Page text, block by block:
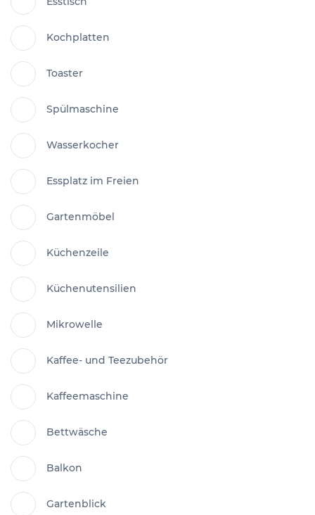
Kochplatten
Toaster
Spülmaschine
Wasserkocher
Essplatz im Freien
Gartenmöbel
Küchenzeile
Küchenutensilien
Mikrowelle
Kaffee- und Teezubehör
Kaffeemaschine
Bettwäsche
Balkon
Gartenblick